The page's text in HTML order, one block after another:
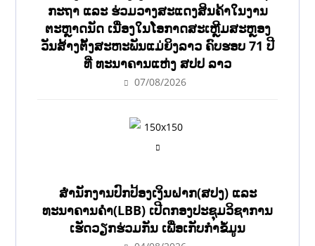
ກະຖາ ແລະ ຮ່ວມວາງສະແດງສິນຄ້າໃນງານ
ຕະຫຼາດນັດ ເນື່ອງໃນໂອກາດສະເຫຼີມສະຫຼອງ
ວັນສ້າງຕັ້ງສະຫະພັນແມ່ຍິງລາວ ຄົບຮອບ 71 ປີ
ທີ່ ທະນາຄານແຫ່ງ ສປປ ລາວ
07/08/2026
ສຳນັກງານປົກປ້ອງເງິນຝາກ(ສປງ) ແລະ
ທະນາຄານຄຳ(LBB) ເປີດກອງປະຊຸມວິຊາການ
ເຮັດວຽກຮ່ວມກັນ ເພື່ອເກັບກຳຂໍ້ມູນ